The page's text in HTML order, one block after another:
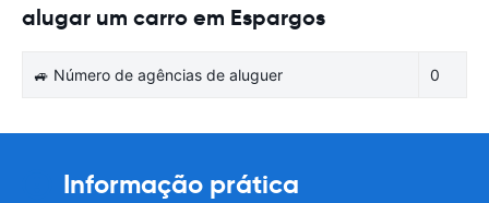
alugar um carro em Espargos
🚙 Número de agências de aluguer 0
Informação prática